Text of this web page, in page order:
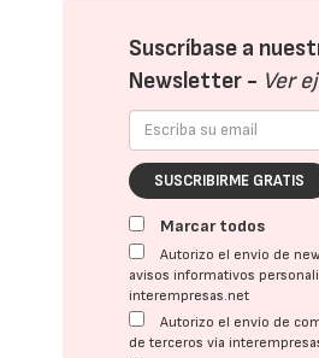
Suscríbase a
Newsletter - Ver
SUSCRIBIRME GRATIS
Marcar todos
Autorizo el envío de
avisos informativos
interempresas.net
Autorizo el envío de
de terceros vía